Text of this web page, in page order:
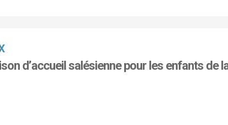
d’accueil salésienne pour les enfants de